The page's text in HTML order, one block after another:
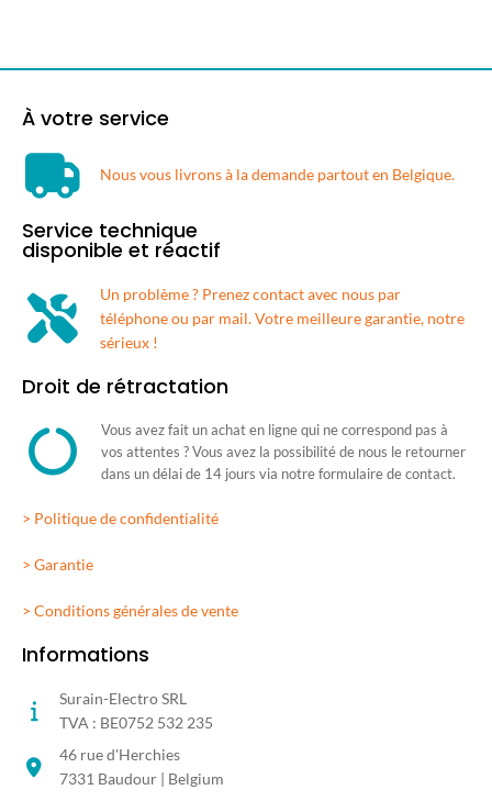
À votre service
Nous vous livrons à la demande partout en Belgique.​
Service technique
disponible et réactif
Un problème ? Prenez contact avec nous par
téléphone ou par mail. Votre meilleure garantie, notre
sérieux !
Droit de rétractation
Vous avez fait un achat en ligne qui ne correspond pas à
vos attentes ? Vous avez la possibilité de nous le retourner
dans un délai de 14 jours via notre formulaire de contact.
> Politique de confidentialité
> Garantie
> Conditions générales de vente
Informations
Surain-Electro SRL
TVA : BE0752 532 235
46 rue d'Herchies
7331 Baudour | Belgium